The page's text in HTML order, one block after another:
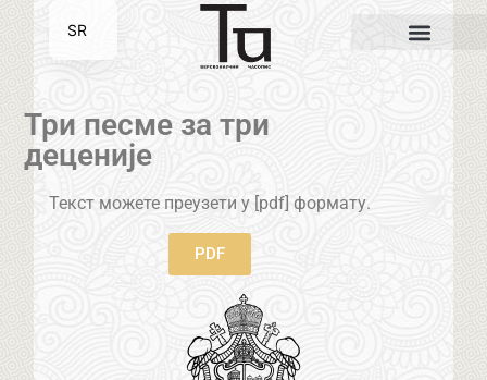
Три песме за три
деценије
Текст можете преузети у [pdf] формату.
PDF
SR
EN